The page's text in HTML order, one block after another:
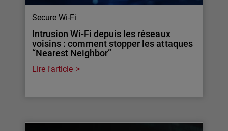
Secure Wi-Fi
Intrusion Wi-Fi depuis les réseaux
voisins : comment stopper les attaques
“Nearest Neighbor”
Lire l'article